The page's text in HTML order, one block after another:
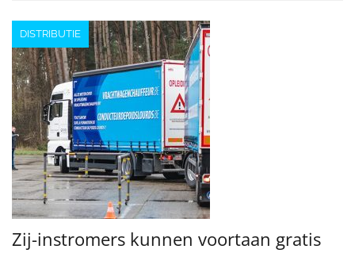
DISTRIBUTIE
Zij-instromers kunnen voortaan gratis